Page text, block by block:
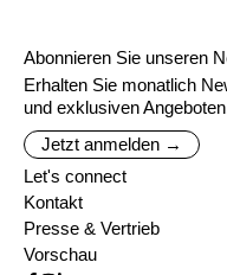
Abonnieren Sie unseren
Erhalten Sie monatlich
und exklusiven
Jetzt anmelden →
Let's connect
Kontakt
Presse & Vertrieb
Vorschau